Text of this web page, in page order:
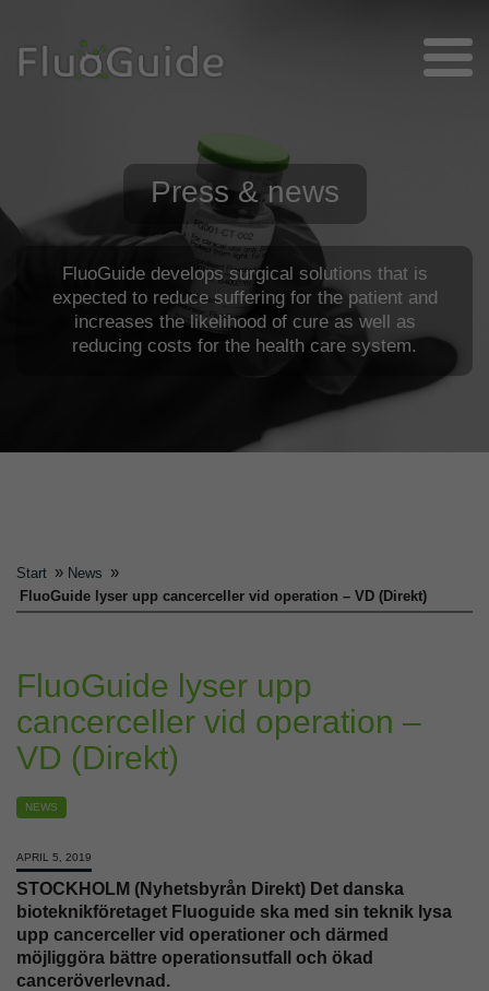
Press & news
FluoGuide develops surgical solutions that is
expected to reduce suffering for the patient and
increases the likelihood of cure as well as
reducing costs for the health care system.
Start » News »
FluoGuide lyser upp cancerceller vid operation – VD (Direkt)
FluoGuide lyser upp
cancerceller vid operation –
VD (Direkt)
NEWS
APRIL 5, 2019
STOCKHOLM (Nyhetsbyrån Direkt) Det danska
bioteknikföretaget Fluoguide ska med sin teknik lysa
upp cancerceller vid operationer och därmed
möjliggöra bättre operationsutfall och ökad
canceröverlevnad.